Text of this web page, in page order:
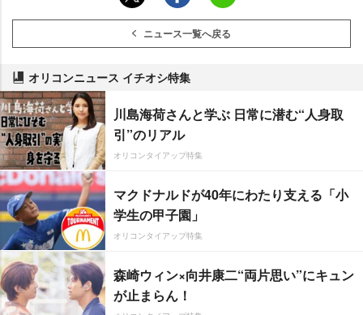
ニュース一覧へ戻る
オリコンニュース イチオシ特集
川島海荷さんと学ぶ 日常に潜む“人身取
引”のリアル
オリコンタイアップ特集
マクドナルドが40年にわたり支える「小
学生の甲子園」
オリコンタイアップ特集
森崎ウィン×向井康二“両片思い”にキュン
が止まらん！